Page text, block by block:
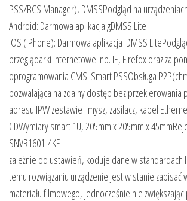
PSS/BCS Manager), DMSSPodgląd na
Android: Darmowa aplikacja gDMSS Lite
iOS (iPhone): Darmowa aplikacja iDMSS
przeglądarki internetowe: np. IE, Firefox oraz za
oprogramowania CMS: Smart PSSObsługa
pozwalająca na zdalny dostęp bez przekierowania
adresu IPW zestawie : mysz, zasilacz, kabel
CDWymiary smart 1U, 205mm x 205mm x
SNVR1601-4KE
zależnie od ustawień, koduje dane w standardach
temu rozwiązaniu urządzenie jest w stanie zapisać
materiału filmowego, jednocześnie nie zwiększając